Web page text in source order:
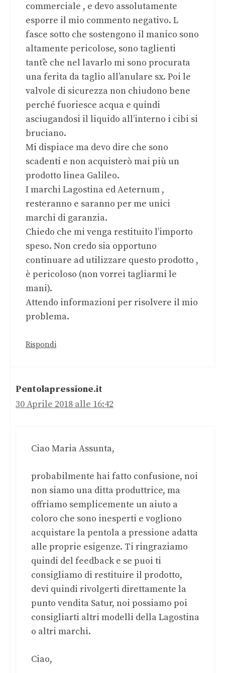
commerciale , e devo assolutamente
esporre il mio commento negativo. L
fasce sotto che sostengono il manico sono
altamente pericolose, sono taglienti
tant’è che nel lavarlo mi sono procurata
una ferita da taglio all’anulare sx. Poi le
valvole di sicurezza non chiudono bene
perché fuoriesce acqua e quindi
asciugandosi il liquido all’interno i cibi si
bruciano.
Mi dispiace ma devo dire che sono
scadenti e non acquisterò mai più un
prodotto linea Galileo.
I marchi Lagostina ed Aeternum ,
resteranno e saranno per me unici
marchi di garanzia.
Chiedo che mi venga restituito l’importo
speso. Non credo sia opportuno
continuare ad utilizzare questo prodotto ,
è pericoloso (non vorrei tagliarmi le
mani).
Attendo informazioni per risolvere il mio
problema.
Rispondi
Pentolapressione.it
30 Aprile 2018 alle 16:42
Ciao Maria Assunta,
probabilmente hai fatto confusione, noi
non siamo una ditta produttrice, ma
offriamo semplicemente un aiuto a
coloro che sono inesperti e vogliono
acquistare la pentola a pressione adatta
alle proprie esigenze. Ti ringraziamo
quindi del feedback e se puoi ti
consigliamo di restituire il prodotto,
devi quindi rivolgerti direttamente la
punto vendita Satur, noi possiamo poi
consigliarti altri modelli della Lagostina
o altri marchi.
Ciao,